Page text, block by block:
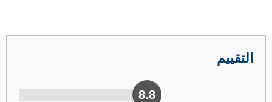
التقييم
8.8